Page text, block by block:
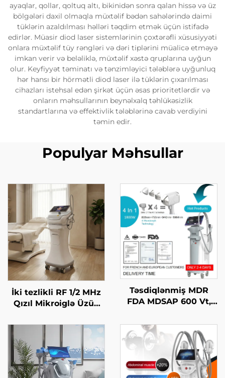
ayaqlar, qollar, qoltuq altı, bikinidən sonra qalan hissə və üz
bölgələri daxil olmaqla müxtəlif bədən sahələrində daimi
tüklərin azaldılması həlləri təqdim etmək üçün istifadə
edirlər. Müasir diod laser sistemlərinin çoxtərəfli xüsusiyyəti
onlara müxtəlif tüy rəngləri və dəri tiplərini müalicə etməyə
imkan verir və beləliklə, müxtəlif xəstə qruplarına uyğun
olur. Keyfiyyət təminatı və tənzimləyici tələblərə uyğunluq
hər hansı bir hörmətli diod laser ilə tüklərin çıxarılması
cihazları istehsal edən şirkət üçün əsas prioritetlərdir və
onların məhsullarının beynəlxalq təhlükəsizlik
standartlarına və effektivlik tələblərinə cavab verdiyini
təmin edir.
Populyar Məhsullar
İki tezlikli RF 1/2 MHz
Qızıl Mikroiglə Üzün
Təsdiqlənmiş MDR
FDA MDSAP 600 Vt,
Vt, 4-in-1 əvəz edilə
bilən nöqtələr ilə 755
nm, 808 nm, 940 nm,
1064 nm diod laser saç
çıxarma maşını